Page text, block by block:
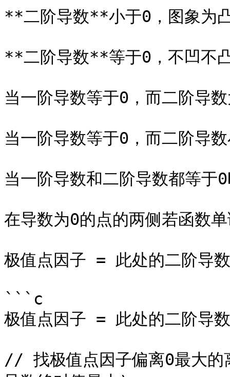
**二阶导数**小于0，图象为
**二阶导数**等于0，不凹不
当一阶导数等于0，而二阶导
当一阶导数等于0，而二阶导
当一阶导数和二阶导数都等于
在导数为0的点的两侧若函数
极值点因子 = 此处的二阶导
```c
极值点因子 = 此处的二阶导
// 找极值点因子偏离0最大的